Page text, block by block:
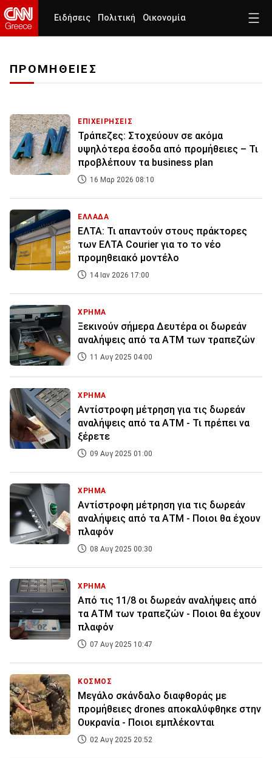
Ειδήσεις Πολιτική Οικονομία
ΠΡΟΜΗΘΕΙΕΣ
ΕΠΙΧΕΙΡΗΣΕΙΣ
Τράπεζες: Στοχεύουν σε ακόμα
υψηλότερα έσοδα από προμήθειες – Τι
προβλέπουν τα business plan
16 Μαρ 2026 08:10
ΕΛΛΑΔΑ
ΕΛΤΑ: Τι απαντούν στους πράκτορες
των ΕΛΤΑ Courier για το το νέο
προμηθειακό μοντέλο
14 Ιαν 2026 17:00
ΧΡΗΜΑ
Ξεκινούν σήμερα Δευτέρα οι δωρεάν
αναλήψεις από τα ΑΤΜ των τραπεζών
11 Αυγ 2025 04:00
ΧΡΗΜΑ
Αντίστροφη μέτρηση για τις δωρεάν
αναλήψεις από τα ΑΤΜ - Τι πρέπει να
ξέρετε
09 Αυγ 2025 01:00
ΧΡΗΜΑ
Αντίστροφη μέτρηση για τις δωρεάν
αναλήψεις από τα ΑΤΜ - Ποιοι θα έχουν
πλαφόν
08 Αυγ 2025 00:30
ΧΡΗΜΑ
Από τις 11/8 οι δωρεάν αναλήψεις από
τα ΑΤΜ των τραπεζών - Ποιοι θα έχουν
πλαφόν
07 Αυγ 2025 10:47
ΚΟΣΜΟΣ
Mεγάλο σκάνδαλο διαφθοράς με
προμήθειες drones αποκαλύφθηκε στην
Ουκρανία - Ποιοι εμπλέκονται
02 Αυγ 2025 20:52